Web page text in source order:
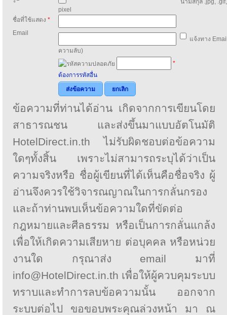
นามสกุล .jpg,
pixel
ชื่อที่ใช้แสดง *
Email
แจ้งทาง
ความลับ)
*
ต้องการรหัสอื่น
ส่งข้อความ
ยกเลิก
ข้อความที่ท่านได้อ่าน เกิดจากการเขียนโดย
สาธารณชน และส่งขึ้นมาแบบอัตโนมัติ
HotelDirect.in.th ไม่รับผิดชอบต่อข้อความ
ใดๆทั้งสิ้น เพราะไม่สามารถระบุได้ว่าเป็น
ความจริงหรือ ชื่อผู้เขียนที่ได้เห็นคือชื่อจริง ผู้
อ่านจึงควรใช้วิจารณญาณในการกลั่นกรอง
และถ้าท่านพบเห็นข้อความใดที่ขัดต่อ
กฎหมายและศีลธรรม หรือเป็นการกลั่นแกล้ง
เพื่อให้เกิดความเสียหาย ต่อบุคคล หรือหน่วย
งานใด กรุณาส่ง email มาที่
info@HotelDirect.in.th เพื่อให้ผู้ควบคุมระบบ
ทราบและทำการลบข้อความนั้น ออกจาก
ระบบต่อไป ขอขอบพระคุณล่วงหน้า มา ณ